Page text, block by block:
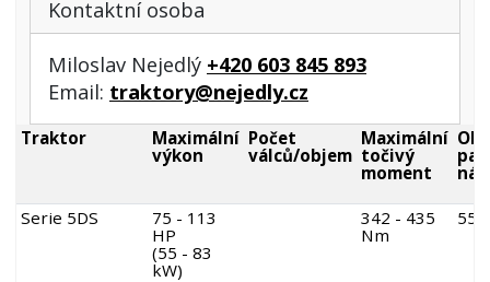
Kontaktní osoba
Miloslav Nejedlý +420 603 845 893
Email: traktory@nejedly.cz
Traktor
Maximální
výkon
Počet
válců/objem
Maximální
točivý
moment
Serie 5DS
75 - 113
HP
(55 - 83
kW)
342 - 435
Nm
55 l